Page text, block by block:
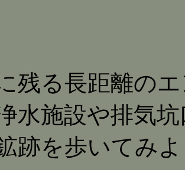
残る長距離の
水施設や排気
跡を歩いてみ